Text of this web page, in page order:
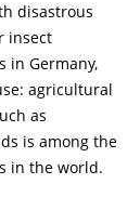
disastrous
insect
in Germany,
agricultural
as
is among the
in the world.